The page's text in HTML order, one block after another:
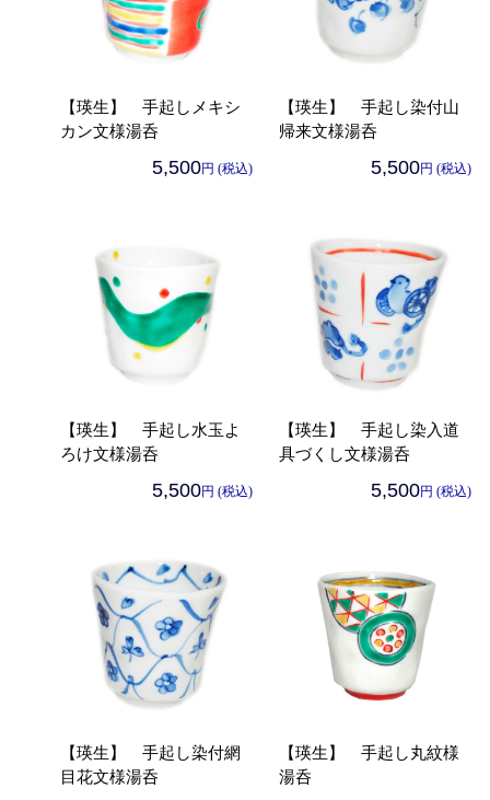
【瑛生】 手起しメキシ
カン文様湯呑
5,500円 (税込)
【瑛生】 手起し染付山
帰来文様湯呑
5,500円 (税込)
【瑛生】 手起し水玉よ
ろけ文様湯呑
5,500円 (税込)
【瑛生】 手起し染入道
具づくし文様湯呑
5,500円 (税込)
【瑛生】 手起し染付網
目花文様湯呑
【瑛生】 手起し丸紋様
湯呑